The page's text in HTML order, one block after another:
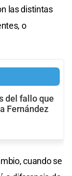
las distintas
o
del fallo que
Fernández
cuando se